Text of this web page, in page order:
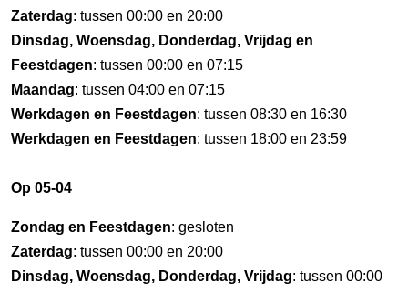
Zaterdag: tussen 00:00 en 20:00
Dinsdag, Woensdag, Donderdag, Vrijdag en
Feestdagen: tussen 00:00 en 07:15
Maandag: tussen 04:00 en 07:15
Werkdagen en Feestdagen: tussen 08:30 en 16:30
Werkdagen en Feestdagen: tussen 18:00 en 23:59
Op 05-04
Zondag en Feestdagen: gesloten
Zaterdag: tussen 00:00 en 20:00
Dinsdag, Woensdag, Donderdag, Vrijdag: tussen 00:00